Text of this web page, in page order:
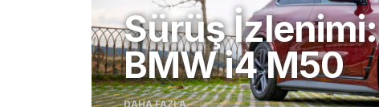
Sürüş İzlenimi:
BMW i4 M50
DAHA FAZLA